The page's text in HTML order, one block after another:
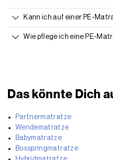
Kann ich auf einer PE-
Wie pflege ich eine PE-
Das könnte Dich
Partnermatratze
Wendematratze
Babymatratze
Boxspringmatratze